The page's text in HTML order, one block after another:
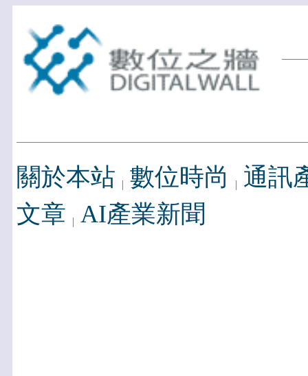
關於本站 數位時尚
通訊
文章 AI產業新聞